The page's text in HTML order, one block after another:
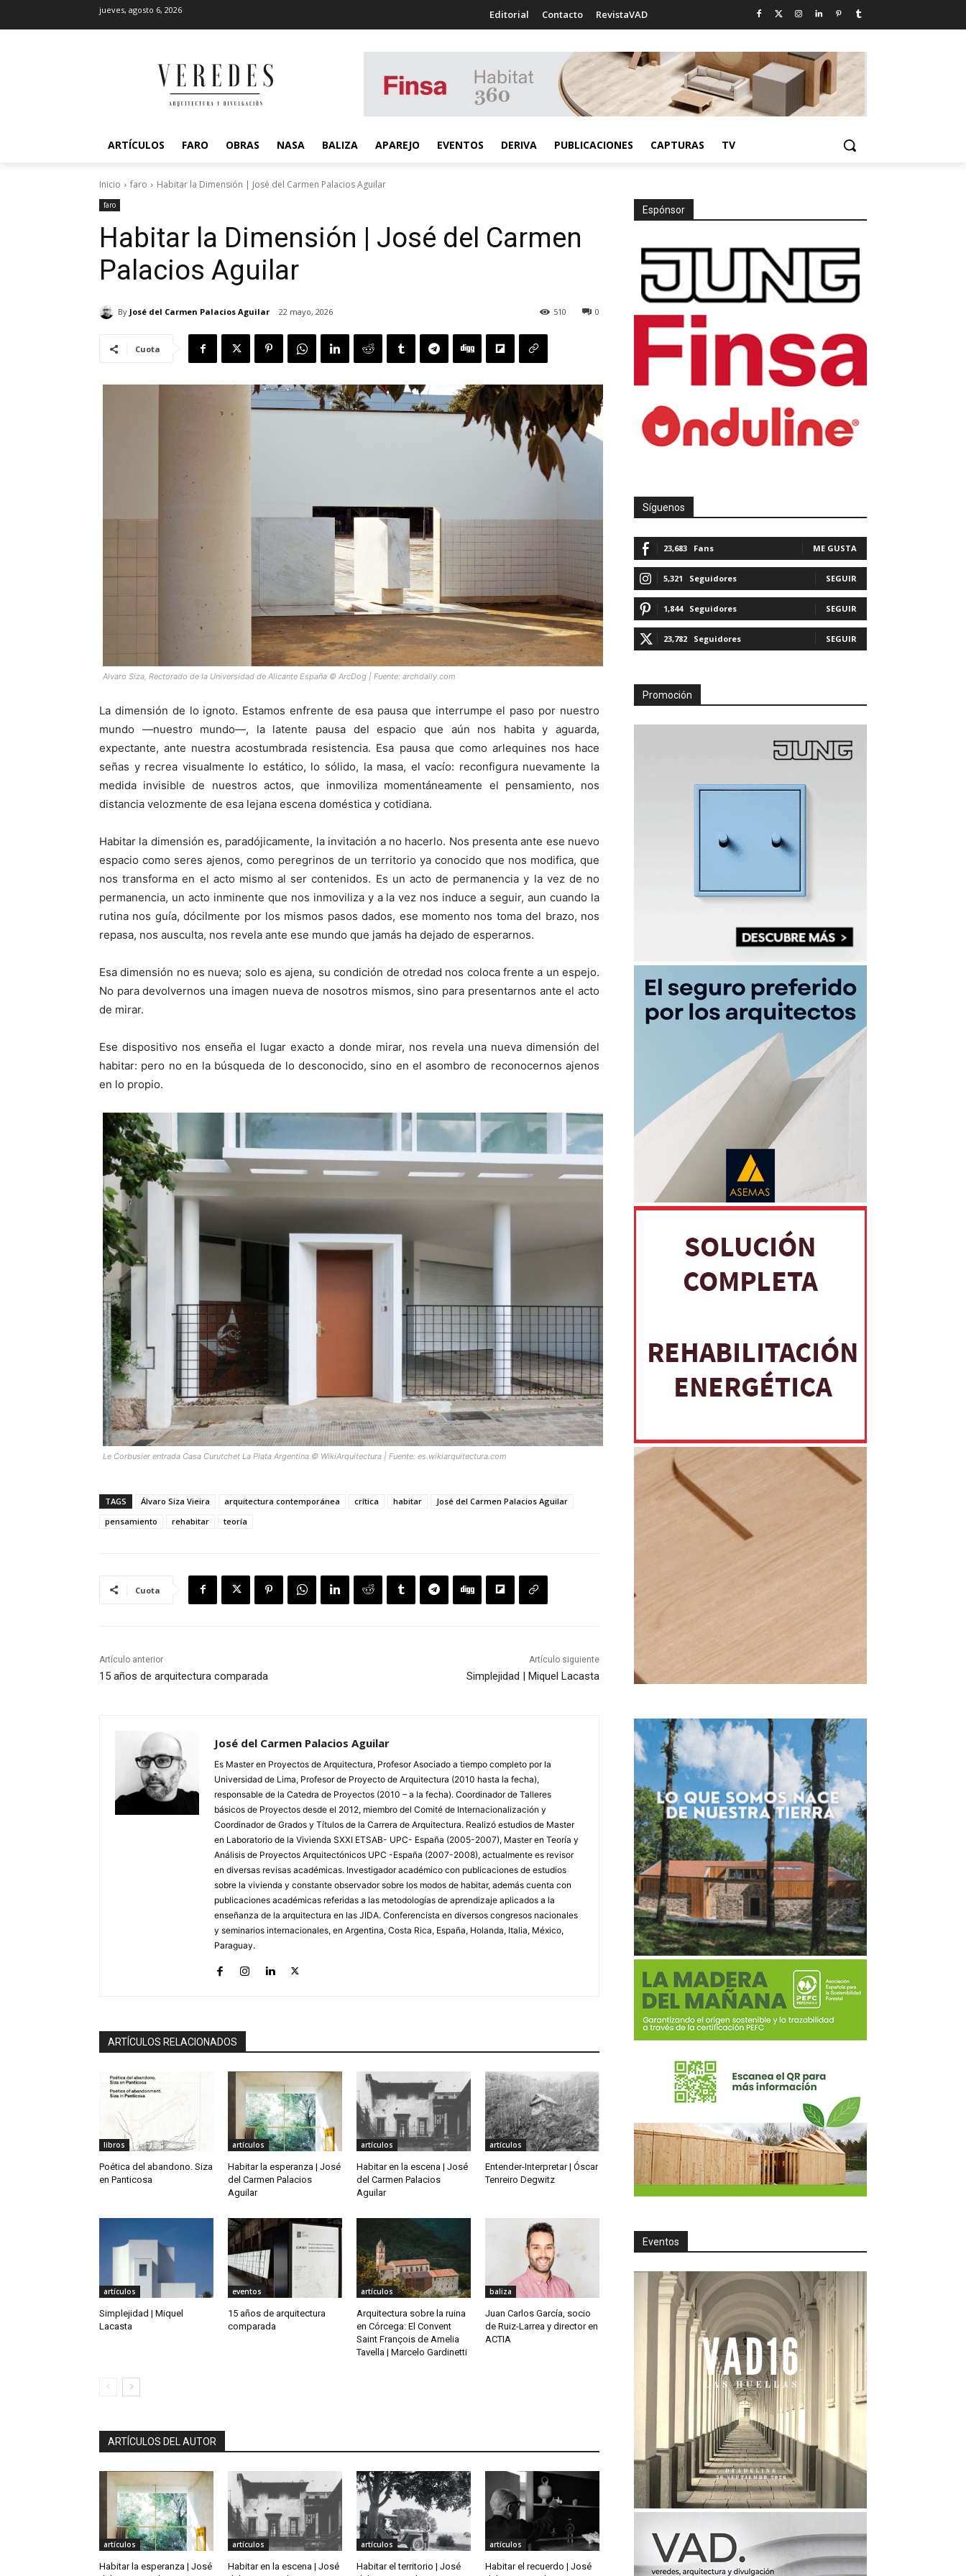
jueves, agosto 6, 2026 Editorial Contacto RevistaVAD
ARTÍCULOS FARO OBRAS NASA BALIZA APAREJO EVENTOS DERIVA PUBLICACIONES CAPTURAS TV
Inicio faro Habitar la Dimensión | José del Carmen Palacios Aguilar
faro
Habitar la Dimensión | José del Carmen
Palacios Aguilar
By José del Carmen Palacios Aguilar 22 mayo, 2026 0
510
Cuota
Alvaro Siza, Rectorado de la Universidad de Alicante España © ArcDog | Fuente: archdaily.com
La dimensión de lo ignoto. Estamos enfrente de esa pausa que interrumpe el paso por nuestro
mundo —nuestro mundo—, la latente pausa del espacio que aún nos habita y aguarda,
expectante, ante nuestra acostumbrada resistencia. Esa pausa que como arlequines nos hace
señas y recrea visualmente lo estático, lo sólido, la masa, el vacío: reconfigura nuevamente la
medida invisible de nuestros actos, que inmoviliza momentáneamente el pensamiento, nos
distancia velozmente de esa lejana escena doméstica y cotidiana.
Habitar la dimensión es, paradójicamente, la invitación a no hacerlo. Nos presenta ante ese nuevo
espacio como seres ajenos, como peregrinos de un territorio ya conocido que nos modifica, que
nos transforma en el acto mismo al ser contenidos. Es un acto de permanencia y la vez de no
permanencia, un acto inminente que nos inmoviliza y a la vez nos induce a seguir, aun cuando la
rutina nos guía, dócilmente por los mismos pasos dados, ese momento nos toma del brazo, nos
repasa, nos ausculta, nos revela ante ese mundo que jamás ha dejado de esperarnos.
Esa dimensión no es nueva; solo es ajena, su condición de otredad nos coloca frente a un espejo.
No para devolvernos una imagen nueva de nosotros mismos, sino para presentarnos ante el acto
de mirar.
Ese dispositivo nos enseña el lugar exacto a donde mirar, nos revela una nueva dimensión del
habitar: pero no en la búsqueda de lo desconocido, sino en el asombro de reconocernos ajenos
en lo propio.
Le Corbusier entrada Casa Curutchet La Plata Argentina © WikiArquitectura | Fuente: es.wikiarquitectura.com
TAGS Álvaro Siza Vieira arquitectura contemporánea crítica habitar
José del Carmen Palacios Aguilar
pensamiento
rehabitar teoría
Cuota
Artículo anterior
15 años de arquitectura comparada
Artículo siguiente
Simplejidad | Miquel Lacasta
José del Carmen Palacios Aguilar
Es Master en Proyectos de Arquitectura, Profesor Asociado a tiempo completo por la
Universidad de Lima, Profesor de Proyecto de Arquitectura (2010 hasta la fecha),
responsable de la Catedra de Proyectos (2010 – a la fecha). Coordinador de Talleres
básicos de Proyectos desde el 2012, miembro del Comité de Internacionalización y
Coordinador de Grados y Títulos de la Carrera de Arquitectura. Realizó estudios de Master
en Laboratorio de la Vivienda SXXI ETSAB- UPC- España (2005-2007), Master en Teoría y
Análisis de Proyectos Arquitectónicos UPC -España (2007-2008), actualmente es revisor
en diversas revisas académicas. Investigador académico con publicaciones de estudios
sobre la vivienda y constante observador sobre los modos de habitar, además cuenta con
publicaciones académicas referidas a las metodologías de aprendizaje aplicados a la
enseñanza de la arquitectura en las JIDA. Conferencista en diversos congresos nacionales
y seminarios internacionales, en Argentina, Costa Rica, España, Holanda, Italia, México,
Paraguay.
ARTÍCULOS RELACIONADOS
libros
Poética del abandono. Siza
en Panticosa
artículos
Habitar la esperanza | José
del Carmen Palacios
Aguilar
artículos
Habitar en la escena | José
del Carmen Palacios
Aguilar
artículos
Entender-Interpretar | Óscar
Tenreiro Degwitz
artículos
Simplejidad | Miquel
Lacasta
eventos
15 años de arquitectura
comparada
artículos
Arquitectura sobre la ruina
en Córcega: El Convent
Saint François de Amelia
Tavella | Marcelo Gardinetti
baliza
Juan Carlos García, socio
de Ruiz-Larrea y director en
ACTIA
ARTÍCULOS DEL AUTOR
artículos
Habitar la esperanza | José
artículos
Habitar en la escena | José
artículos
Habitar el territorio | José
artículos
Habitar el recuerdo | José
Espónsor
Síguenos
23,683 Fans ME GUSTA
5,321 Seguidores SEGUIR
1,844 Seguidores SEGUIR
23,782 Seguidores SEGUIR
Promoción
Eventos